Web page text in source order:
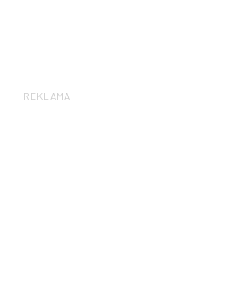
REKLAMA